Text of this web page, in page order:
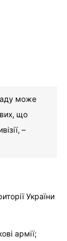
може
що
–
України
армії;